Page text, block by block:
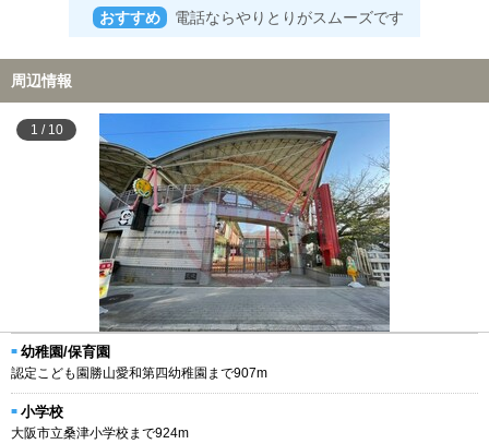
おすすめ 電話ならやりとりがスムーズです
周辺情報
1 / 10
幼稚園/保育園
認定こども園勝山愛和第四幼稚園まで907m
小学校
大阪市立桑津小学校まで924m